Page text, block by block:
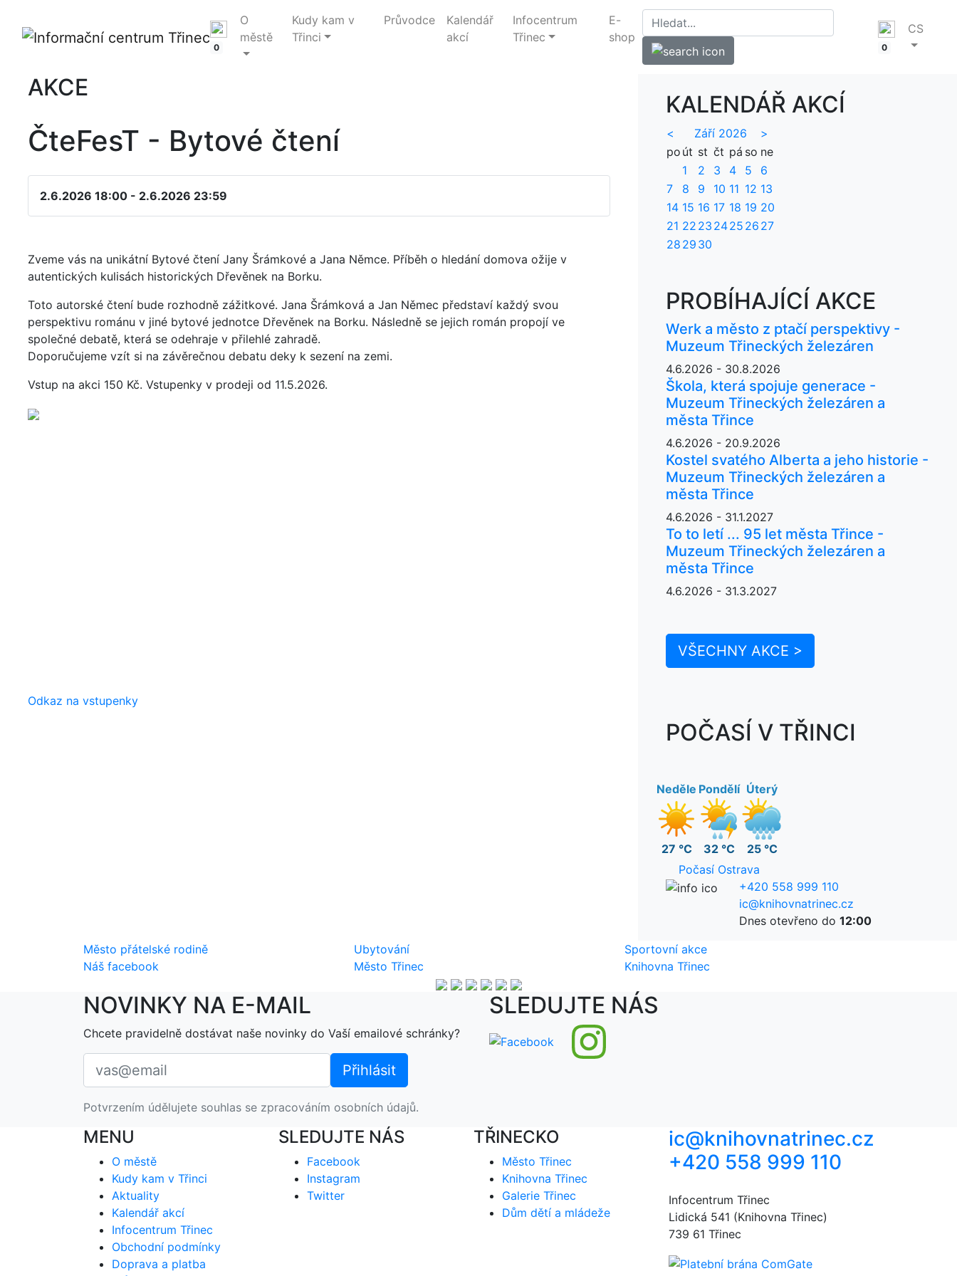
0
O
městě
Kudy kam v
Třinci
Průvodce
Kalendář
akcí
Infocentrum
Třinec
E-
shop
0
CS
AKCE
ČteFesT - Bytové čtení
2.6.2026 18:00 - 2.6.2026 23:59
Zveme vás na unikátní Bytové čtení Jany Šrámkové a Jana Němce. Příběh o hledání domova ožije v
autentických kulisách historických Dřevěnek na Borku.
Toto autorské čtení bude rozhodně zážitkové. Jana Šrámková a Jan Němec představí každý svou
perspektivu románu v jiné bytové jednotce Dřevěnek na Borku. Následně se jejich román propojí ve
společné debatě, která se odehraje v přilehlé zahradě.
Doporučujeme vzít si na závěrečnou debatu deky k sezení na zemi.
Vstup na akci 150 Kč. Vstupenky v prodeji od 11.5.2026.
Odkaz na vstupenky
KALENDÁŘ AKCÍ
< Září 2026
>
po út st čt pá so ne
1
2 3 4 5
6
7
8 9 10 11 12 13
14 15 16 17 18 19 20
21 22 23 2425 26 27
28 29 30
PROBÍHAJÍCÍ AKCE
Werk a město z ptačí perspektivy -
Muzeum Třineckých železáren
4.6.2026 - 30.8.2026
Škola, která spojuje generace -
Muzeum Třineckých železáren a
města Třince
4.6.2026 - 20.9.2026
Kostel svatého Alberta a jeho historie -
Muzeum Třineckých železáren a
města Třince
4.6.2026 - 31.1.2027
To to letí ... 95 let města Třince -
Muzeum Třineckých železáren a
města Třince
4.6.2026 - 31.3.2027
VŠECHNY AKCE >
POČASÍ V TŘINCI
Neděle
27 °C
Pondělí
32 °C
Úterý
25 °C
Počasí Ostrava
+420 558 999 110
ic@knihovnatrinec.cz
Dnes otevřeno do 12:00
Město přátelské rodině
Ubytování
Sportovní akce
Náš facebook
Město Třinec Knihovna Třinec
NOVINKY NA E-MAIL
Chcete pravidelně dostávat naše novinky do Vaší emailové schránky?
Potvrzením údělujete souhlas se zpracováním osobních údajů.
SLEDUJTE NÁS
MENU
O městě
Kudy kam v Třinci
Aktuality
Kalendář akcí
Infocentrum Třinec
Obchodní podmínky
Doprava a platba
SLEDUJTE NÁS
Facebook
Instagram
Twitter
TŘINECKO
Město Třinec
Knihovna Třinec
Galerie Třinec
Dům dětí a mládeže
ic@knihovnatrinec.cz
+420 558 999 110
Infocentrum Třinec
Lidická 541 (Knihovna Třinec)
739 61 Třinec